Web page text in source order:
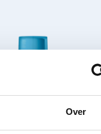
Over